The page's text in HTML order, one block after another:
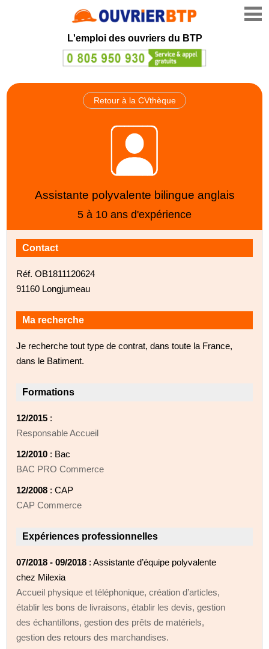
L'emploi des ouvriers du BTP
Retour à la CVthèque
Assistante polyvalente bilingue anglais
5 à 10 ans d'expérience
Contact
Réf. OB1811120624
91160 Longjumeau
Ma recherche
Je recherche tout type de contrat, dans toute la France,
dans le Batiment.
Formations
12/2015 :
Responsable Accueil
12/2010 : Bac
BAC PRO Commerce
12/2008 : CAP
CAP Commerce
Expériences professionnelles
07/2018 - 09/2018 : Assistante d’équipe polyvalente
chez Milexia
Accueil physique et téléphonique, création d’articles,
établir les bons de livraisons, établir les devis, gestion
des échantillons, gestion des prêts de matériels,
gestion des retours des marchandises.